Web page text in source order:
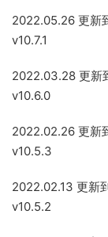
2022.05.26 更新
v10.7.1
2022.03.28 更新
v10.6.0
2022.02.26 更新
v10.5.3
2022.02.13 更新
v10.5.2